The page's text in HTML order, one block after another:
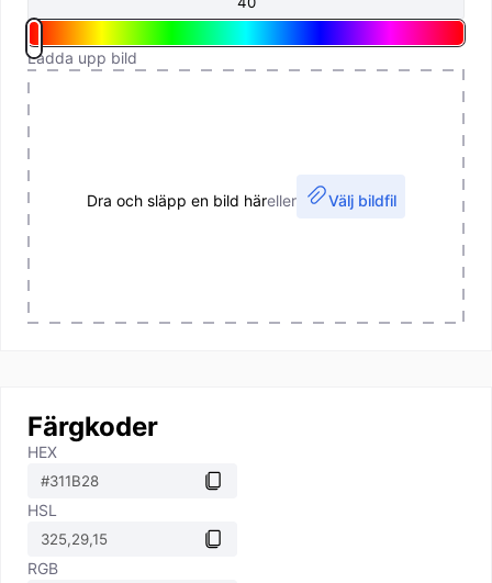
Ladda upp bild
Dra och släpp en bild häreller Välj bildfil
Färgkoder
HEX
HSL
RGB